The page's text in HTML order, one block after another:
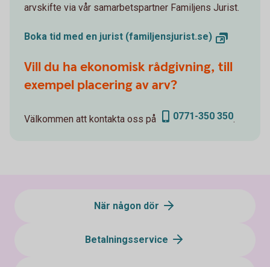
arvskifte via vår samarbetspartner Familjens Jurist.
Boka tid med en jurist (familjensjurist.se)
Vill du ha ekonomisk rådgivning, till
exempel placering av arv?
Välkommen att kontakta oss på 0771-350 350.
När någon dör
Betalningsservice